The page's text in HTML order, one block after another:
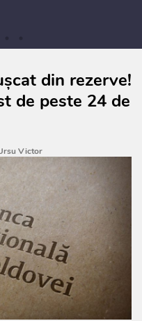
din rezerve!
de peste 24 de
Victor